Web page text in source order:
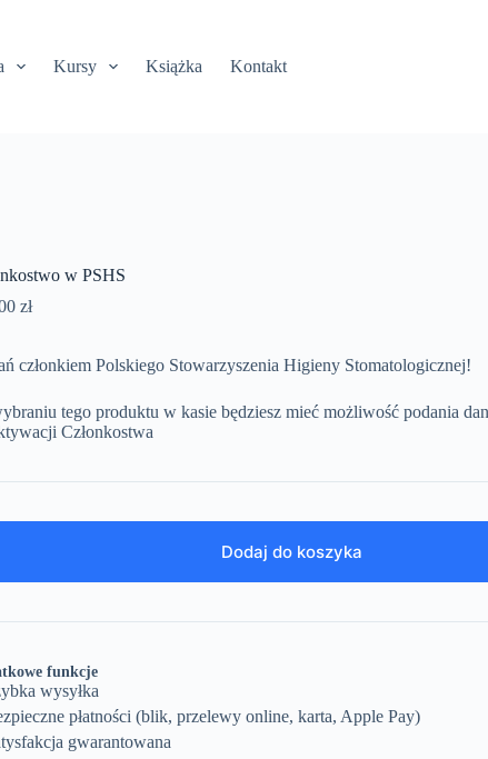
Kursy Książka Kontakt
w PSHS
zł
członkiem Polskiego Stowarzyszenia Higieny Stomatologicznej!
tego produktu w kasie będziesz mieć możliwość podania
Członkostwa
Dodaj do koszyka
funkcje
wysyłka
płatności (blik, przelewy online, karta, Apple Pay)
gwarantowana